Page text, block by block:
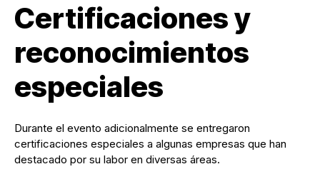
Certificaciones y
reconocimientos
especiales
Durante el evento adicionalmente se entregaron
certificaciones especiales a algunas empresas que han
destacado por su labor en diversas áreas.